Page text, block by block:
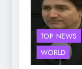
TOP NEWS
WORLD